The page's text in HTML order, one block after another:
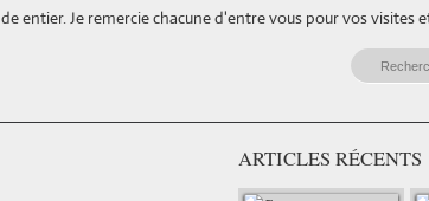
entier. Je remercie chacune d'entre vous pour vos visites
ARTICLES RÉCENTS